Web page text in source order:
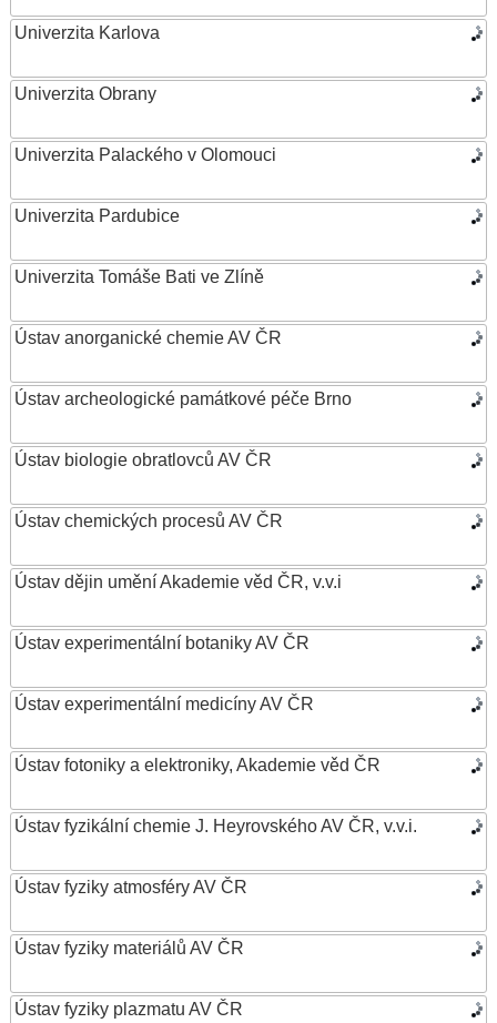
Univerzita Karlova
Univerzita Obrany
Univerzita Palackého v Olomouci
Univerzita Pardubice
Univerzita Tomáše Bati ve Zlíně
Ústav anorganické chemie AV ČR
Ústav archeologické památkové péče Brno
Ústav biologie obratlovců AV ČR
Ústav chemických procesů AV ČR
Ústav dějin umění Akademie věd ČR, v.v.i
Ústav experimentální botaniky AV ČR
Ústav experimentální medicíny AV ČR
Ústav fotoniky a elektroniky, Akademie věd ČR
Ústav fyzikální chemie J. Heyrovského AV ČR, v.v.i.
Ústav fyziky atmosféry AV ČR
Ústav fyziky materiálů AV ČR
Ústav fyziky plazmatu AV ČR